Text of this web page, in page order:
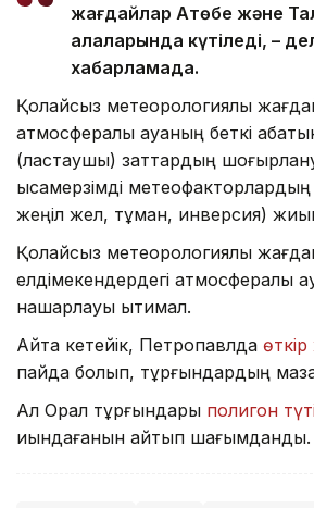
жағдайлар Ақтөбе және
қалаларында күтіледі, –
хабарламада.
Қолайсыз метеорологиялық
атмосфералық ауаның беткі
(ластаушы) заттардың
қысқамерзімді
жеңіл жел, тұман, инверсия)
Қолайсыз метеорологиялық
елдімекендердегі атмосфералық
нашарлауы ықтимал.
Айта кетейік, Петропавлда
пайда болып, тұрғындардың
Ал Орал тұрғындары полигон
қиындағанын айтып шағымданды.